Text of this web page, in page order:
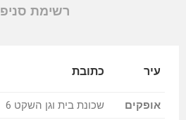
רשימת סניפים
עיר כתובת
אופקים שכונת בית וגן השקט 6